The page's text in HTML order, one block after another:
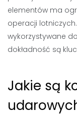
elementów ma
operacji
wykorzystywane
dokładność są
Jakie są